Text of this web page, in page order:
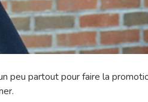
peu partout pour faire la